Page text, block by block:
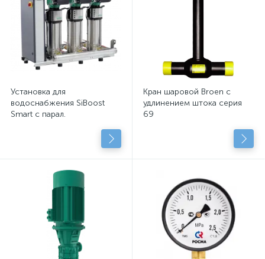
Установка для
водоснабжения SiBoost
Smart с парал.
центробежными насосами
Кран шаровой Broen с
удлинением штока серия
69